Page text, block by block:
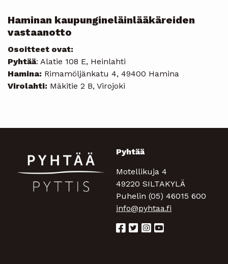
Haminan kaupungineläinlääkäreiden
vastaanotto
Osoitteet ovat:
Pyhtää: Alatie 108 E, Heinlahti
Hamina: Rimamöljänkatu 4, 49400 Hamina
Virolahti: Mäkitie 2 B, Virojoki
Pyhtää
Motellikuja 4
49220 SILTAKYLÄ
Puhelin (05) 46015 600
info@pyhtaa.fi